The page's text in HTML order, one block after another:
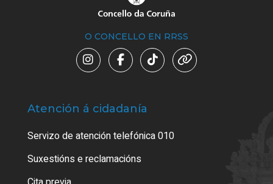
O CONCELLO EN RRSS
Atención á cidadanía
Servizo de atención telefónica 010
Suxestións e reclamacións